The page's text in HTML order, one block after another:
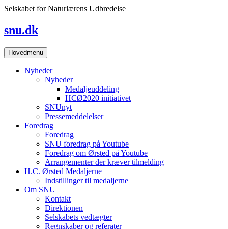
Skip
Selskabet for Naturlærens Udbredelse
snu.dk
Hovedmenu
Nyheder
Nyheder
Medaljeuddeling
HCØ2020 initiativet
SNUnyt
Pressemeddelelser
Foredrag
Foredrag
SNU foredrag på Youtube
Foredrag om Ørsted på Youtube
Arrangementer der kræver tilmelding
H.C. Ørsted Medaljerne
Indstillinger til medaljerne
Om SNU
Kontakt
Direktionen
Selskabets vedtægter
Regnskaber og referater